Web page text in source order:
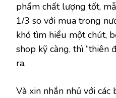
phẩm chất lượng tốt,
1/3 so với mua trong
khó tìm hiểu một chút,
shop kỹ càng, thì “thiên
ra.
Và xin nhắn nhủ với